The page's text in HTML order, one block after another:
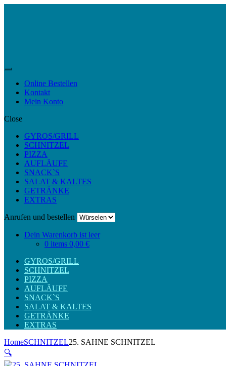
Menu
Online Bestellen
Kontakt
Mein Konto
Close
GYROS/GRILL
SCHNITZEL
PIZZA
AUFLÄUFE
SNACK`S
SALAT & KALTES
GETRÄNKE
EXTRAS
Anrufen und bestellen
Dein Warenkorb ist leer
0 items 0,00 €
GYROS/GRILL
SCHNITZEL
PIZZA
AUFLÄUFE
SNACK`S
SALAT & KALTES
GETRÄNKE
EXTRAS
HomeSCHNITZEL25. SAHNE SCHNITZEL
🔍